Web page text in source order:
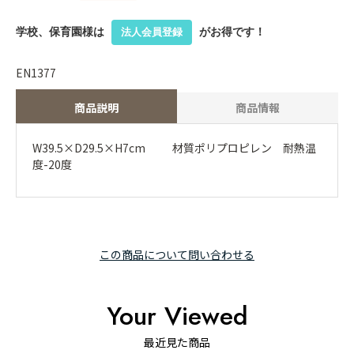
学校、保育園様は 法人会員登録 がお得です！
商品説明 商品情報
W39.5×D29.5×H7cm 材質ポリプロピレン 耐熱温
度-20度
この商品について問い合わせる
EN1377
Your Viewed
最近見た商品